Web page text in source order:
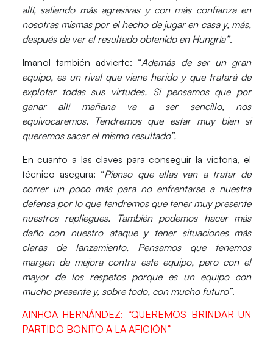
allí, saliendo más agresivas y con más confianza en
nosotras mismas por el hecho de jugar en casa y, más,
después de ver el resultado obtenido en Hungría”.
Imanol también advierte: “Además de ser un gran
equipo, es un rival que viene herido y que tratará de
explotar todas sus virtudes. Si pensamos que por
ganar allí mañana va a ser sencillo, nos
equivocaremos. Tendremos que estar muy bien si
queremos sacar el mismo resultado”.
En cuanto a las claves para conseguir la victoria, el
técnico asegura: “Pienso que ellas van a tratar de
correr un poco más para no enfrentarse a nuestra
defensa por lo que tendremos que tener muy presente
nuestros repliegues. También podemos hacer más
daño con nuestro ataque y tener situaciones más
claras de lanzamiento. Pensamos que tenemos
margen de mejora contra este equipo, pero con el
mayor de los respetos porque es un equipo con
mucho presente y, sobre todo, con mucho futuro”.
AINHOA HERNÁNDEZ: “QUEREMOS BRINDAR UN
PARTIDO BONITO A LA AFICIÓN”